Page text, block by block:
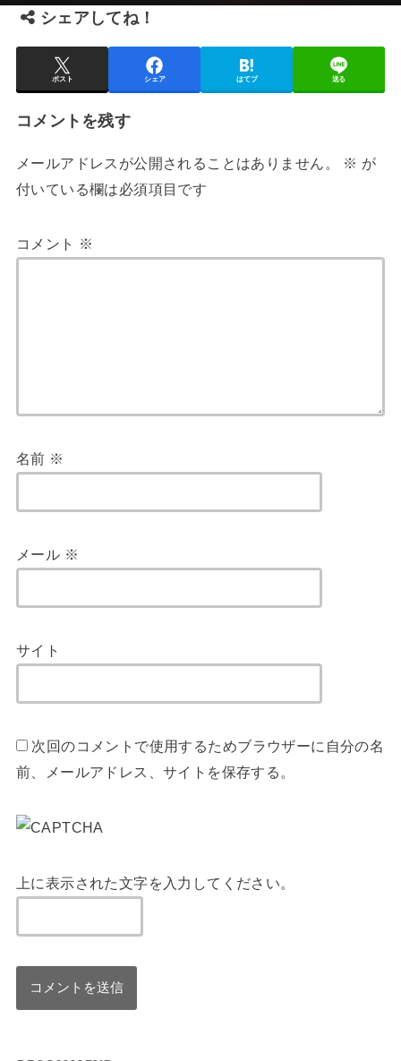
シェアしてね！
ポスト シェア はてブ 送る
コメントを残す
メールアドレスが公開されることはありません。 ※ が
付いている欄は必須項目です
コメント ※
名前 ※
メール ※
サイト
次回のコメントで使用するためブラウザーに自分の名
前、メールアドレス、サイトを保存する。
上に表示された文字を入力してください。